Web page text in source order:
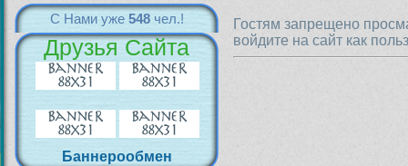
С Нами уже 548чел.!
Друзья Сайта
Баннерообмен
Гостям запрещено
войдите на сайт как